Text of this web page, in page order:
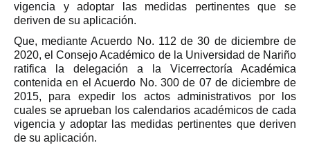
vigencia y adoptar las medidas pertinentes que se
deriven de su aplicación.
Que, mediante Acuerdo No. 112 de 30 de diciembre de
2020, el Consejo Académico de la Universidad de Nariño
ratifica la delegación a la Vicerrectoría Académica
contenida en el Acuerdo No. 300 de 07 de diciembre de
2015, para expedir los actos administrativos por los
cuales se aprueban los calendarios académicos de cada
vigencia y adoptar las medidas pertinentes que deriven
de su aplicación.